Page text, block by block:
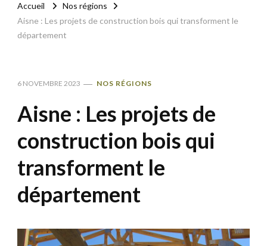
Accueil
Nos régions
Aisne : Les projets de construction bois qui transforment le
département
6 NOVEMBRE 2023 NOS RÉGIONS
Aisne : Les projets de
construction bois qui
transforment le
département